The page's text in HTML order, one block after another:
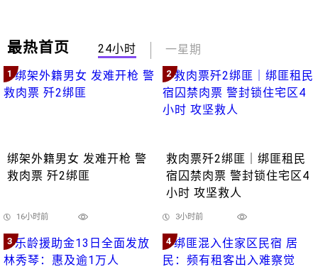
最热首页 24小时 一星期
1
绑架外籍男女 发难开枪 警
救肉票 歼2绑匪
16小时前
2
救肉票歼2绑匪｜绑匪租民
宿囚禁肉票 警封锁住宅区4
小时 攻坚救人
3小时前
3 4